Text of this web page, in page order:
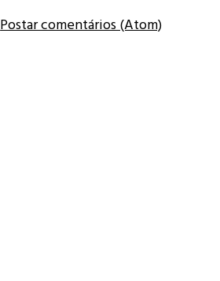
Postar comentários (Atom)